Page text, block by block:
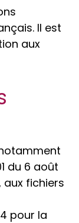
Il est
aux
du 6 août
aux fichiers
pour la